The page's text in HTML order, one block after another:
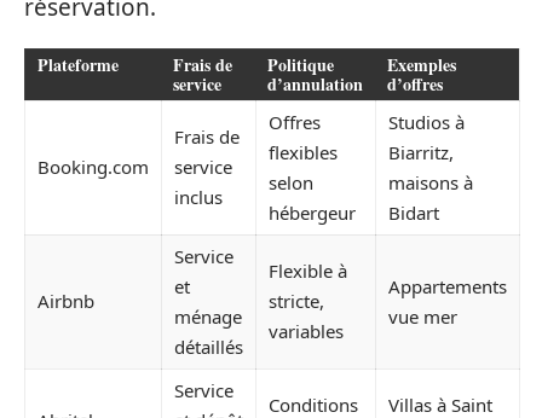
réservation.
Plateforme Frais de
service
Politique
d’annulation
Exemples
d’offres
Booking.com
Frais de
service
inclus
Offres
flexibles
selon
hébergeur
Studios à
Biarritz,
maisons à
Bidart
Airbnb
Service
et
ménage
détaillés
Flexible à
stricte,
variables
Appartements
vue mer
Service
Conditions
Villas à Saint